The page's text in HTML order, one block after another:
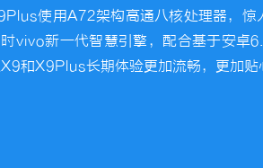
使用A72架构高通八核处理器，惊
时vivo新一代智慧引擎，配合基于安
和X9Plus长期体验更加流畅，更加贴